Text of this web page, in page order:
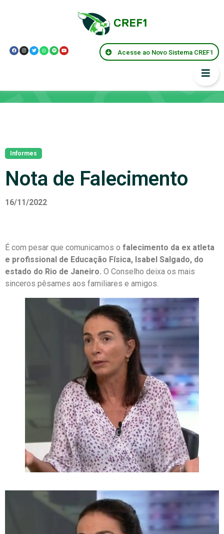
Acesse ao Novo Sistema CREF1
Informes
Nota de Falecimento
16/11/2022
É com pesar que comunicamos o falecimento da ex atleta
e profissional de Educação Física, Isabel Salgado, do
estado do Rio de Janeiro. O Conselho deixa os mais
sinceros pêsames aos familiares e amigos.